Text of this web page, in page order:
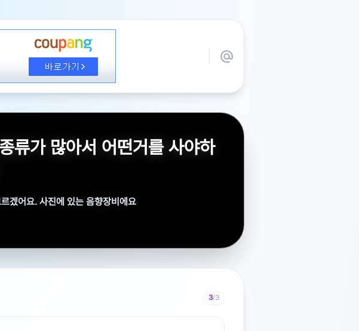
류가 많아서 어떤거를 사야하
겠어요. 사진에 있는 음향장비에요
3/3